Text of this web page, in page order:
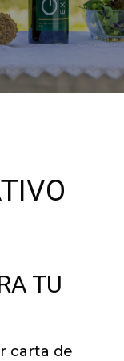
TU
carta de